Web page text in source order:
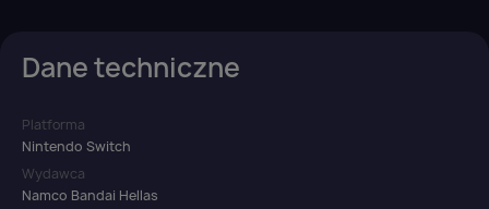
Dane techniczne
Platforma
Nintendo Switch
Wydawca
Namco Bandai Hellas